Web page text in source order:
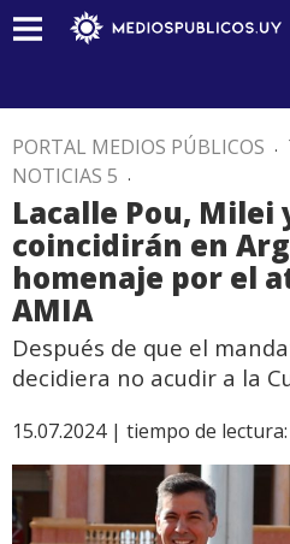
PORTAL MEDIOS PÚBLICOS .
NOTICIAS 5 .
Lacalle Pou, Milei
coincidirán en
homenaje por el
AMIA
Después de que el
decidiera no acudir a la
15.07.2024 | tiempo de lectura: